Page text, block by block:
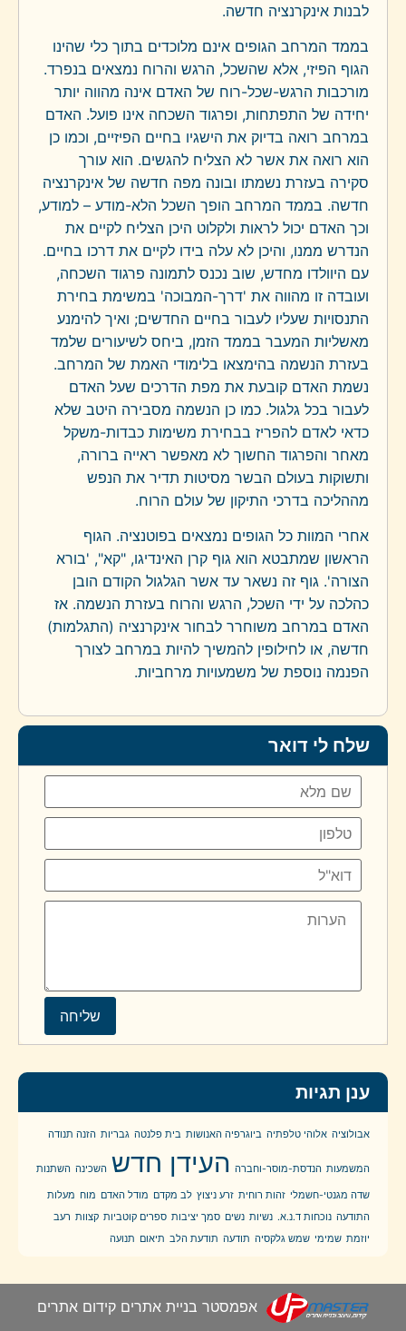
לבנות אינקרנציה חדשה.
בממד המרחב הגופים אינם מלוכדים בתוך כלי שהינו
הגוף הפיזי, אלא שהשכל, הרגש והרוח נמצאים בנפרד.
מורכבות הרגש-שכל-רוח של האדם אינה מהווה יותר
יחידה של התפתחות, ופרגוד השכחה אינו פועל. האדם
במרחב רואה בדיוק את הישגיו בחיים הפיזיים, וכמו כן
הוא רואה את אשר לא הצליח להגשים. הוא עורך
סקירה בעזרת נשמתו ובונה מפה חדשה של אינקרנציה
חדשה. בממד המרחב הופך השכל הלא-מודע – למודע,
וכך האדם יכול לראות ולקלוט היכן הצליח לקיים את
הנדרש ממנו, והיכן לא עלה בידו לקיים את דרכו בחיים.
עם היוולדו מחדש, שוב נכנס לתמונה פרגוד השכחה,
ועובדה זו מהווה את 'דרך-המבוכה' במשימת בחירת
התנסויות שעליו לעבור בחיים החדשים; ואיך להימנע
מאשליות המעבר בממד הזמן, ביחס לשיעורים שלמד
בעזרת הנשמה בהימצאו בלימודי האמת של המרחב.
נשמת האדם קובעת את מפת הדרכים שעל האדם
לעבור בכל גלגול. כמו כן הנשמה מסבירה היטב שלא
כדאי לאדם להפריז בבחירת משימות כבדות-משקל
מאחר והפרגוד החשוך לא מאפשר ראייה ברורה,
ותשוקות בעולם הבשר מסיטות תדיר את הנפש
מההליכה בדרכי התיקון של עולם הרוח.
אחרי המוות כל הגופים נמצאים בפוטנציה. הגוף
הראשון שמתבטא הוא גוף קרן האינדיגו, "קא", 'בורא
הצורה'. גוף זה נשאר עד אשר הגלגול הקודם הובן
כהלכה על ידי השכל, הרגש והרוח בעזרת הנשמה. אז
האדם במרחב משוחרר לבחור אינקרנציה (התגלמות)
חדשה, או לחילופין להמשיך להיות במרחב לצורך
הפנמה נוספת של משמעויות מרחביות.
שלח לי דואר
ענן תגיות
אבולוציה אלוהי טלפתיה ביוגרפיה האנושות בית פלנטה גבריות הזנה תנודה
המשמעות הנדסת-מוסר-וחברה העידן חדש השכינה השתנות
שדה מגנטי-חשמלי זהות רוחית זרע ניצוץ לב מקדם מודל האדם מוח מעלות
התודעה נוכחות ד.נ.א. נשיות נשים סמך יציבות ספרים קוטביות קצוות רעב
יוזמת שמימי שמש גלקסיה תודעה תודעת הלב תיאום תנועה
אפמסטר בניית אתרים קידום אתרים